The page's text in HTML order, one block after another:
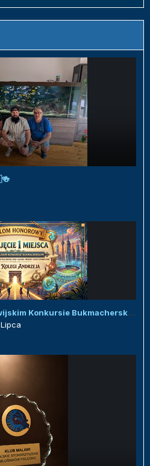
Honorowy dyplom w Malawijskim Konkursie Bukmacherskim :)